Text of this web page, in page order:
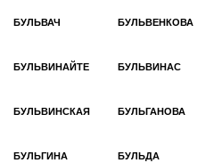
БУЛЬВАЧ БУЛЬВЕНКОВА
БУЛЬВИНАЙТЕ БУЛЬВИНАС
БУЛЬВИНСКАЯ БУЛЬГАНОВА
БУЛЬГИНА БУЛЬДА